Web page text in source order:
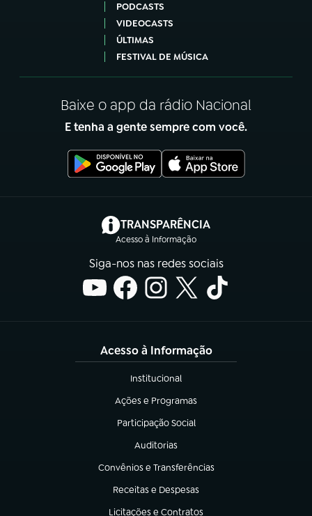
PODCASTS
VIDEOCASTS
ÚLTIMAS
FESTIVAL DE MÚSICA
Baixe o app da rádio Nacional
E tenha a gente sempre com você.
TRANSPARÊNCIA
Acesso à Informação
(abre em nova aba)
Siga-nos nas redes sociais
Acesso à Informação
Institucional
(abre em nova aba)
Ações e Programas
(abre em nova aba)
Participação Social
(abre em nova aba)
Auditorias
(abre em nova aba)
Convênios e Transferências
(abre em nova aba)
Receitas e Despesas
(abre em nova aba)
Licitações e Contratos